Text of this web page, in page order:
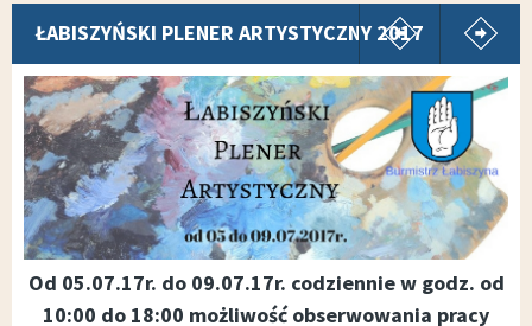
ŁABISZYŃSKI PLENER ARTYSTYCZNY 2017
pokaż
Od 05.07.17r. do 09.07.17r. codziennie w godz. od
10:00 do 18:00 możliwość obserwowania pracy